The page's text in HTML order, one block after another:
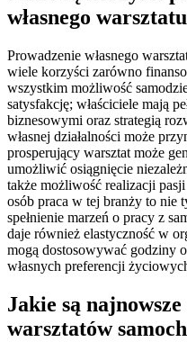
własnego
Prowadzenie własnego
wiele korzyści zarówno
wszystkim możliwość
satysfakcję; właściciele mają
biznesowymi oraz strategią
własnej działalności może
prosperujący warsztat może
umożliwić osiągnięcie
także możliwość realizacji
osób praca w tej branży to nie
spełnienie marzeń o pracy z
daje również elastyczność w
mogą dostosowywać godziny
własnych preferencji
Jakie są
warsztatów